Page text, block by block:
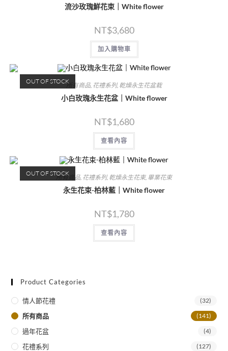
流沙玫瑰鮮花束｜White flower
NT$3,680
加入購物車
OUT OF STOCK
所有商品, 花禮系列, 乾燥永生花盆栽
小白玫瑰永生花盆｜White flower
NT$1,680
查看內容
OUT OF STOCK
所有商品, 花禮系列, 乾燥永生花束, 畢業花束
永生花束-柏林藍｜White flower
NT$1,780
查看內容
Product Categories
情人節花禮 (32)
所有商品 (141)
過年花盆 (4)
花禮系列 (127)